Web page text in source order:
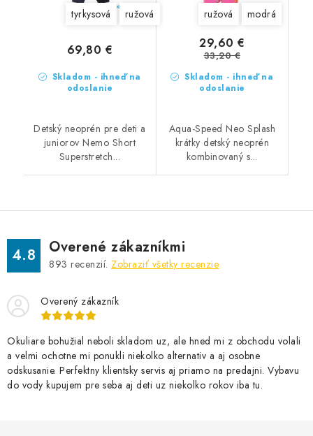
tyrkysová ružová
Skladom - ihneď na
odoslanie
69,80 €
Detský neoprén pre deti a
juniorov Nemo Short
Superstretch...
ružová modrá
Skladom - ihneď na
odoslanie
29,60 €
33,20 €
Aqua-Speed Neo Splash
krátky detský neoprén
kombinovaný s...
4.8 Overené zákazníkmi
893 recenzií. Zobraziť všetky recenzie
Overený zákazník
Okuliare bohužial neboli skladom uz, ale hned mi z obchodu volali
a velmi ochotne mi ponukli niekolko alternativ a aj osobne
odskusanie. Perfektny klientsky servis aj priamo na predajni. Vybavu
do vody kupujem pre seba aj deti uz niekolko rokov iba tu.